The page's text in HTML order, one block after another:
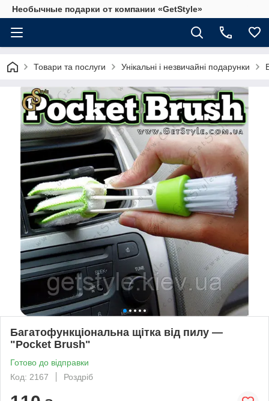
Необычные подарки от компании «GetStyle»
Товари та послуги Унікальні і незвичайні подарунки
Багатофункціональна щітка від пилу —
"Pocket Brush"
Готово до відправки
Код: 2167
Роздріб